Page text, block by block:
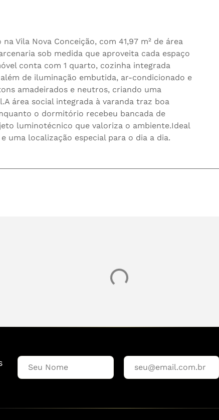
Vila Nova Conceição, com 41,97 m² de área
sob medida que aproveita cada espaço
conta com 1 quarto, cozinha integrada
de iluminação embutida, ar-condicionado e
amadeirados e neutros, criando uma
área social integrada à varanda traz boa
o dormitório recebeu bancada de
luminotécnico que valoriza o ambiente.Ideal
uma localização especial para o dia a dia.